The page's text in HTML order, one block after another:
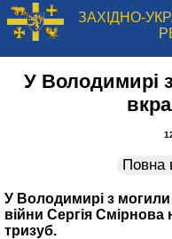
ЗАХІДНО-
У Володимирі
Повна
У Володимирі з могили
війни Сергія
тризуб.